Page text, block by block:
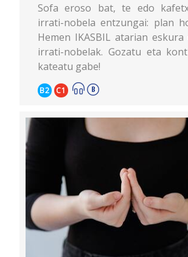
Sofa eroso bat, te edo
irrati-nobela entzungai: plan
Hemen IKASBIL atarian eskura
irrati-nobelak. Gozatu eta
kateatu gabe!
B2 C1